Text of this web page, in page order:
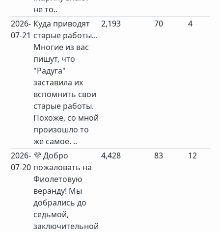
не то..
2026-
07-21
Куда приводят
старые работы...
Многие из вас
пишут, что
"Радуга"
заставила их
вспомнить свои
старые работы.
Похоже, со мной
произошло то
же самое. ..
2,193 70 4
2026-
07-20
💜 Добро
пожаловать на
Фиолетовую
веранду! Мы
добрались до
седьмой,
заключительной
4,428 83 12